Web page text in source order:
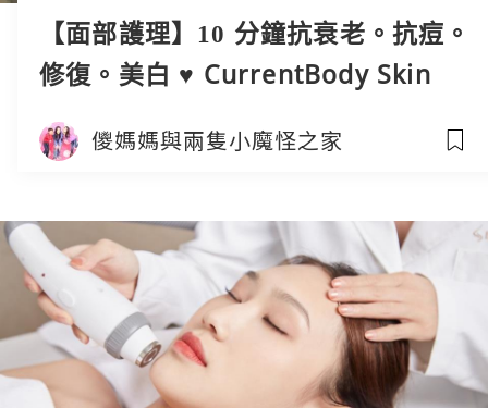
【面部護理】10 分鐘抗衰老。抗痘。
修復。美白 ♥ CurrentBody Skin
LED Multi Light 光療面膜儀 (附 9
折優惠碼)
儍媽媽與兩隻小魔怪之家